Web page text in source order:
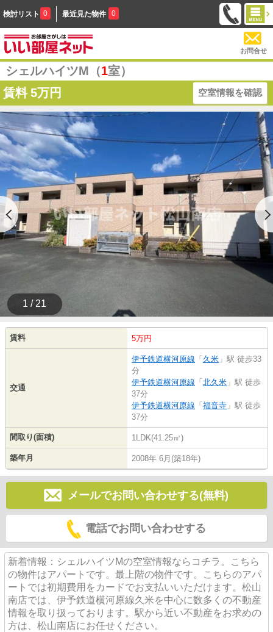
検討リスト 0 最近見た物件 0
お問合せ
シェルハイツM（1室）
賃料 5万円 空室情報を確認
1 / 21
賃料 5万円
交通
伊予鉄道横河原線 「 久米 」駅 徒歩33
分
伊予鉄道横河原線 「 北久米 」駅 徒歩
37分
伊予鉄道横河原線 「 福音寺 」駅 徒歩
37分
間取り(面積) 1LDK(41.25㎡)
築年月 2008年 6月(築18年)
メールでお問い合わせする(無料)
電話でお問い合わせする
新着情報：シェルハイツMの空室情報ならコチラ。こちら
の物件はアパートです。最上階の物件です。こちらのアパ
ートでは初期費用をカードでお支払いいただけます。松山
南店では、伊予鉄道横河原線久米を中心に数多くの不動産
情報を取り扱っております。駅から近い不動産をお求めの
方は、松山南店にお任せください。